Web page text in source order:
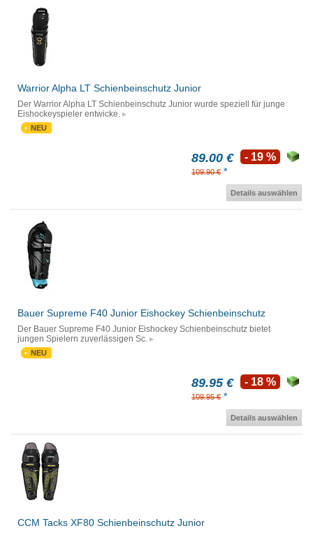
Warrior Alpha LT Schienbeinschutz Junior
Der Warrior Alpha LT Schienbeinschutz Junior wurde speziell für junge
Eishockeyspieler entwicke.
NEU
89.00 €
109.90 € *
- 19 %
Details auswählen
Bauer Supreme F40 Junior Eishockey Schienbeinschutz
Der Bauer Supreme F40 Junior Eishockey Schienbeinschutz bietet
jungen Spielern zuverlässigen Sc.
NEU
89.95 €
109.95 € *
- 18 %
Details auswählen
CCM Tacks XF80 Schienbeinschutz Junior